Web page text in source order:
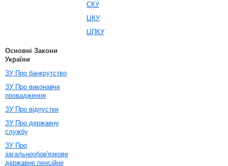
СКУ
ЦКУ
ЦПКУ
Основні Закони
України
ЗУ Про банкрутство
ЗУ Про виконавче
провадження
ЗУ Про відпустки
ЗУ Про державну
службу
ЗУ Про
загальнообов'язкове
державне пенсійне